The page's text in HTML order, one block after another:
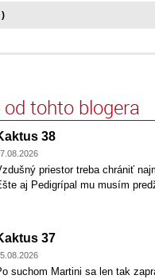
tohto blogera
38
priestor treba chrániť
aj Pedigrípal mu musím
37
suchom Martini sa len tak